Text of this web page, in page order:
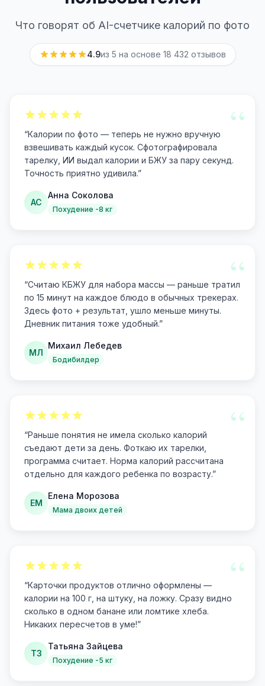
Что говорят об AI-счетчике калорий по фото
4.9из 5 на основе 18 432 отзывов
“
“Калории по фото — теперь не нужно вручную
взвешивать каждый кусок. Сфотографировала
тарелку, ИИ выдал калории и БЖУ за пару секунд.
Точность приятно удивила.”
АС
Анна Соколова
Похудение -8 кг
“
“Считаю КБЖУ для набора массы — раньше тратил
по 15 минут на каждое блюдо в обычных трекерах.
Здесь фото + результат, ушло меньше минуты.
Дневник питания тоже удобный.”
МЛ
Михаил Лебедев
Бодибилдер
“
“Раньше понятия не имела сколько калорий
съедают дети за день. Фоткаю их тарелки,
программа считает. Норма калорий рассчитана
отдельно для каждого ребенка по возрасту.”
ЕМ
Елена Морозова
Мама двоих детей
“
“Карточки продуктов отлично оформлены —
калории на 100 г, на штуку, на ложку. Сразу видно
сколько в одном банане или ломтике хлеба.
Никаких пересчетов в уме!”
ТЗ
Татьяна Зайцева
Похудение -5 кг